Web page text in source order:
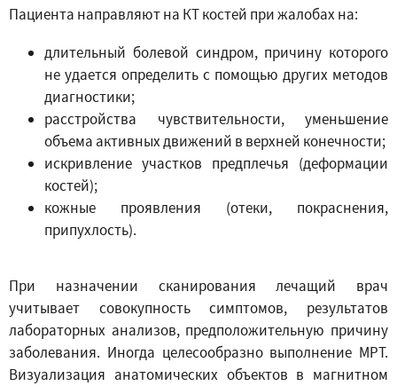
Пациента направляют на КТ костей при жалобах на:
длительный болевой синдром, причину которого
не удается определить с помощью других методов
диагностики;
расстройства чувствительности, уменьшение
объема активных движений в верхней конечности;
искривление участков предплечья (деформации
костей);
кожные проявления (отеки, покраснения,
припухлость).
При назначении сканирования лечащий врач
учитывает совокупность симптомов, результатов
лабораторных анализов, предположительную причину
заболевания. Иногда целесообразно выполнение МРТ.
Визуализация анатомических объектов в магнитном